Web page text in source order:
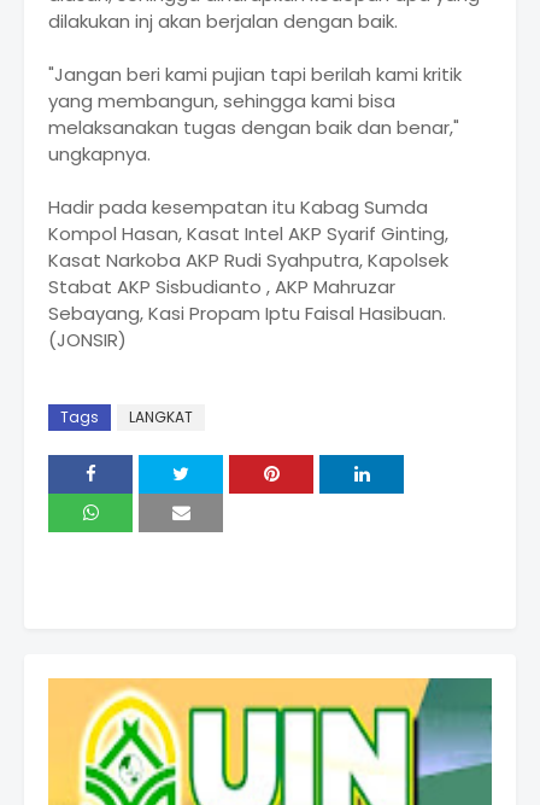
dilakukan inj akan berjalan dengan baik.
"Jangan beri kami pujian tapi berilah kami kritik
yang membangun, sehingga kami bisa
melaksanakan tugas dengan baik dan benar,"
ungkapnya.
Hadir pada kesempatan itu Kabag Sumda
Kompol Hasan, Kasat Intel AKP Syarif Ginting,
Kasat Narkoba AKP Rudi Syahputra, Kapolsek
Stabat AKP Sisbudianto , AKP Mahruzar
Sebayang, Kasi Propam Iptu Faisal Hasibuan.
(JONSIR)
Tags LANGKAT